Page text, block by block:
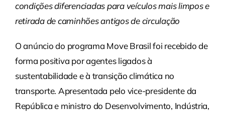
condições diferenciadas para veículos mais limpos e
retirada de caminhões antigos de circulação
O anúncio do programa Move Brasil foi recebido de
forma positiva por agentes ligados à
sustentabilidade e à transição climática no
transporte. Apresentada pelo vice-presidente da
República e ministro do Desenvolvimento, Indústria,